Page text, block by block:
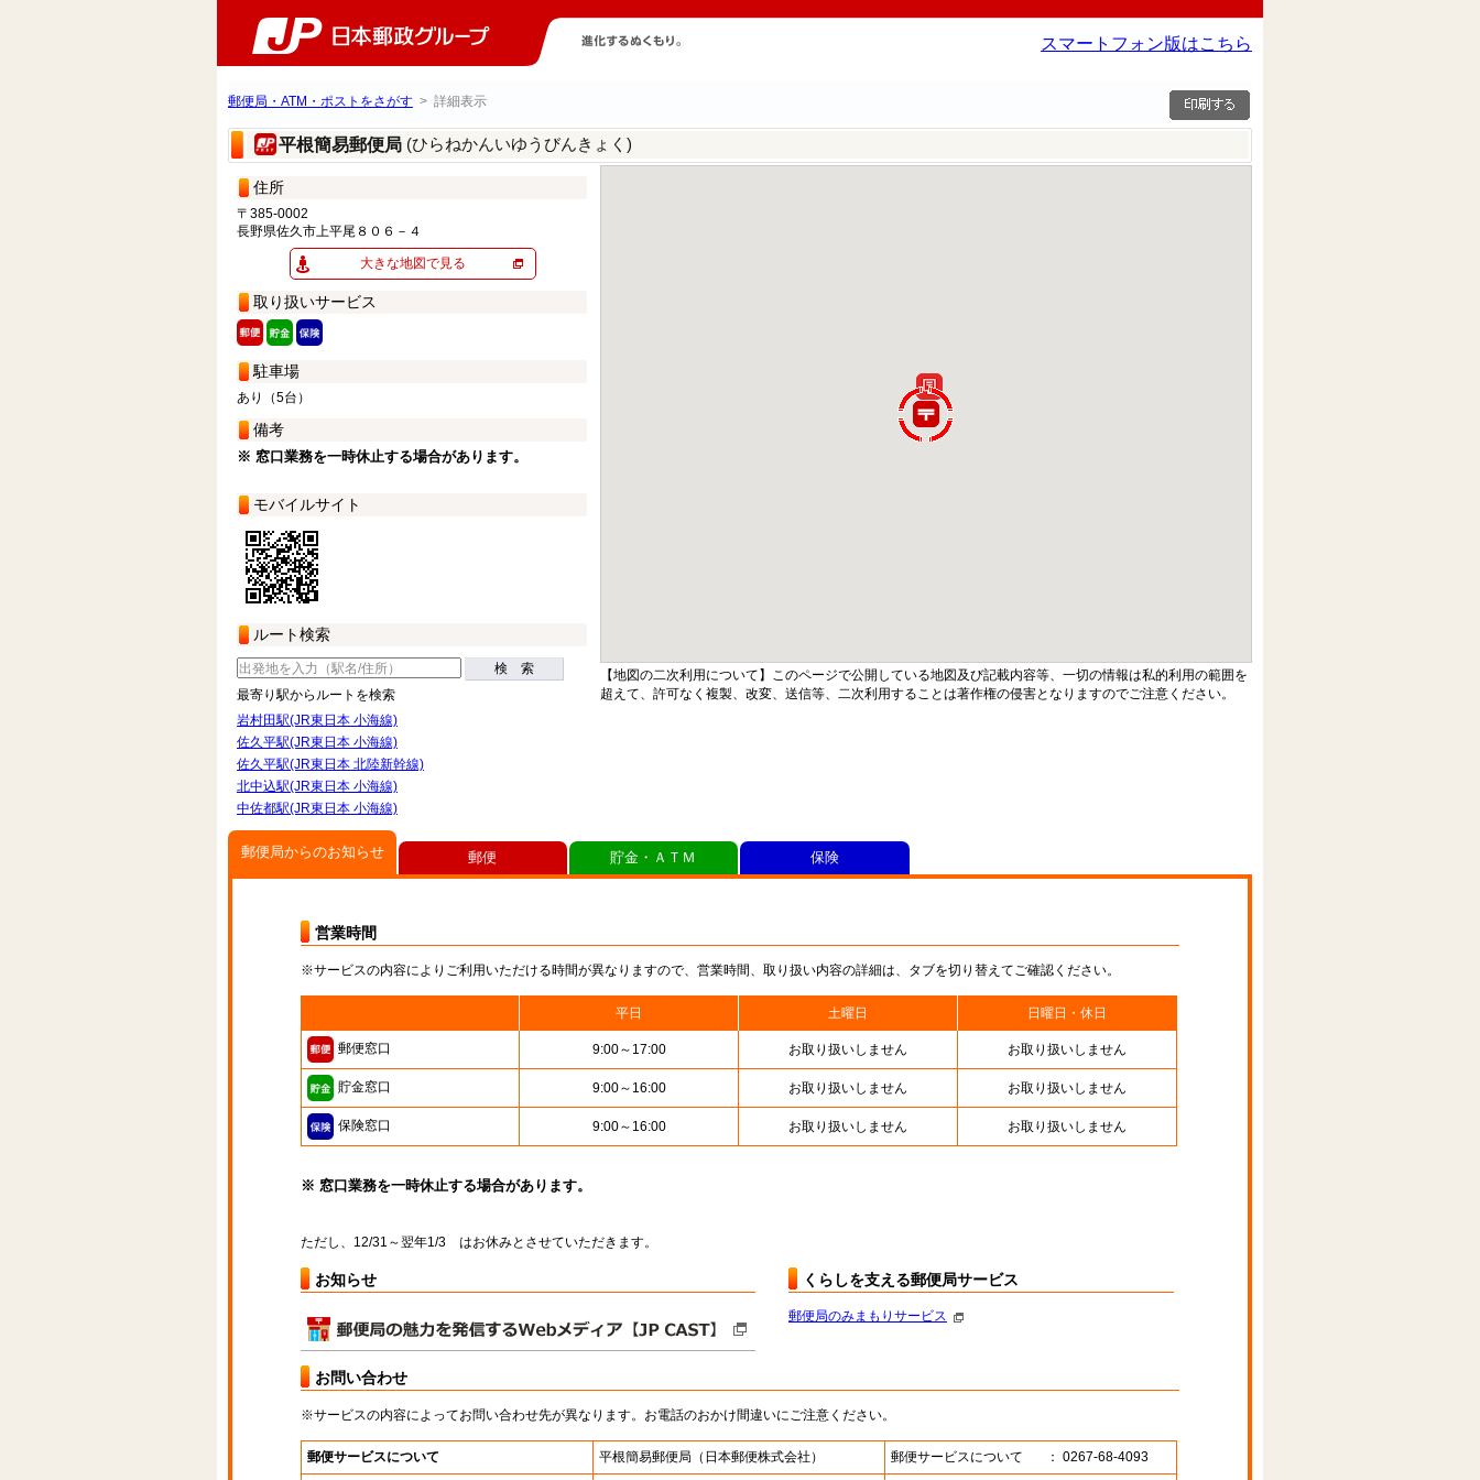
スマートフォン版はこちら
郵便局・ATM・ポストをさがす > 詳細表示
平根簡易郵便局 (ひらねかんいゆうびんきょく)
住所
〒385-0002
長野県佐久市上平尾８０６－４
大きな地図で見る
取り扱いサービス
駐車場
あり（5台）
備考
※ 窓口業務を一時休止する場合があります。
モバイルサイト
ルート検索
検 索
最寄り駅からルートを検索
岩村田駅(JR東日本 小海線)
佐久平駅(JR東日本 小海線)
佐久平駅(JR東日本 北陸新幹線)
北中込駅(JR東日本 小海線)
中佐都駅(JR東日本 小海線)
【地図の二次利用について】このページで公開している地図及び記載内容等、一切の情報は私的利用の範囲を
超えて、許可なく複製、改変、送信等、二次利用することは著作権の侵害となりますのでご注意ください。
郵便局からのお知らせ
営業時間
※サービスの内容によりご利用いただける時間が異なりますので、営業時間、取り扱い内容の詳細は、タブを切り替えてご確認ください。
平日 土曜日 日曜日・休日
郵便窓口 9:00～17:00 お取り扱いしません お取り扱いしません
貯金窓口 9:00～16:00 お取り扱いしません お取り扱いしません
保険窓口 9:00～16:00 お取り扱いしません お取り扱いしません
※ 窓口業務を一時休止する場合があります。
ただし、12/31～翌年1/3 はお休みとさせていただきます。
お知らせ くらしを支える郵便局サービス
郵便局のみまもりサービス
お問い合わせ
※サービスの内容によってお問い合わせ先が異なります。お電話のおかけ間違いにご注意ください。
郵便サービスについて 平根簡易郵便局 （日本郵便株式会社） 郵便サービスについて ： 0267-68-4093
郵便 貯金・ＡＴＭ 保険